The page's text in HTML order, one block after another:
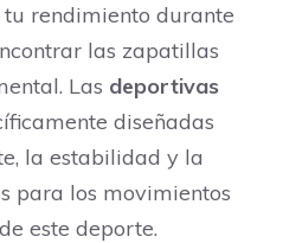
rendimiento durante
las zapatillas
Las deportivas
diseñadas
la estabilidad y la
para los movimientos
este deporte.